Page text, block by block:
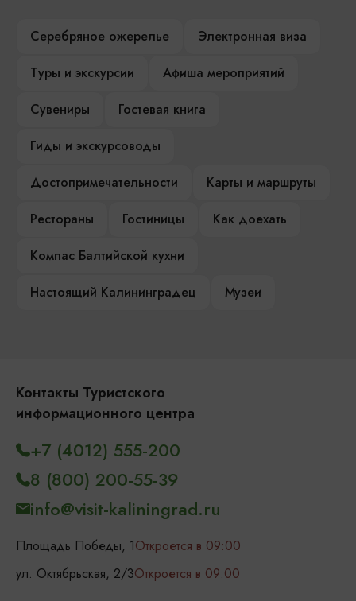
Серебряное ожерелье
Электронная виза
Туры и экскурсии
Афиша мероприятий
Сувениры
Гостевая книга
Гиды и экскурсоводы
Достопримечательности
Карты и маршруты
Рестораны
Гостиницы
Как доехать
Компас Балтийской кухни
Настоящий Калининградец
Музеи
Контакты Туристского
информационного центра
Площадь Победы, 1Откроется в 09:00
ул. Октябрьская, 2/3Откроется в 09:00
+7 (4012) 555-200
8 (800) 200-55-39
info@visit-kaliningrad.ru